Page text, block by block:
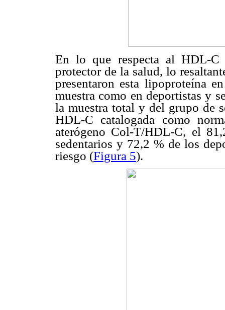
En lo que respecta al HDL-C
protector de la salud, lo
presentaron esta lipoproteína
muestra como en deportistas y
la muestra total y del grupo de
HDL-C catalogada como
aterógeno Col-T/HDL-C, el
sedentarios y 72,2 % de los
riesgo (Figura 5).